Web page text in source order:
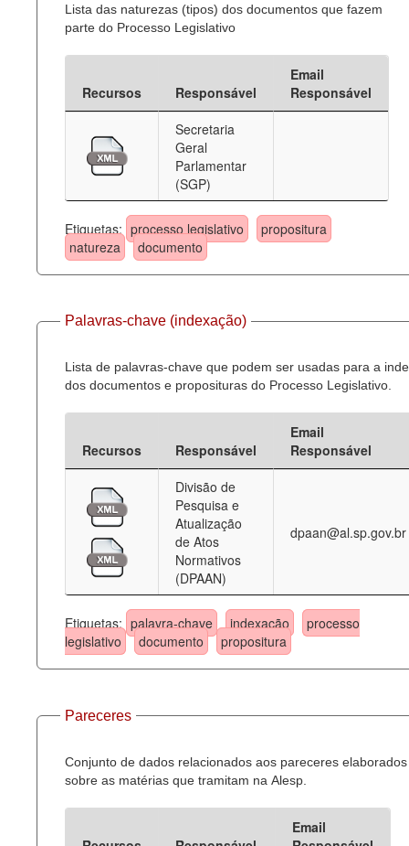
Lista das naturezas (tipos) dos documentos que fazem
parte do Processo Legislativo
Recursos Responsável
Email
Responsável
Secretaria
Geral
Parlamentar
(SGP)
Etiquetas: processo legislativo
propositura
natureza
documento
Palavras-chave (indexação)
Lista de palavras-chave que podem ser usadas para a
dos documentos e proposituras do Processo Legislativo.
Recursos Responsável
Email
Responsável
Divisão de
Pesquisa e
Atualização
de Atos
Normativos
(DPAAN)
dpaan@al.sp.gov.br
Etiquetas: palavra-chave indexação
processo
legislativo
documento propositura
Pareceres
Conjunto de dados relacionados aos pareceres elaborados
sobre as matérias que tramitam na Alesp.
Email